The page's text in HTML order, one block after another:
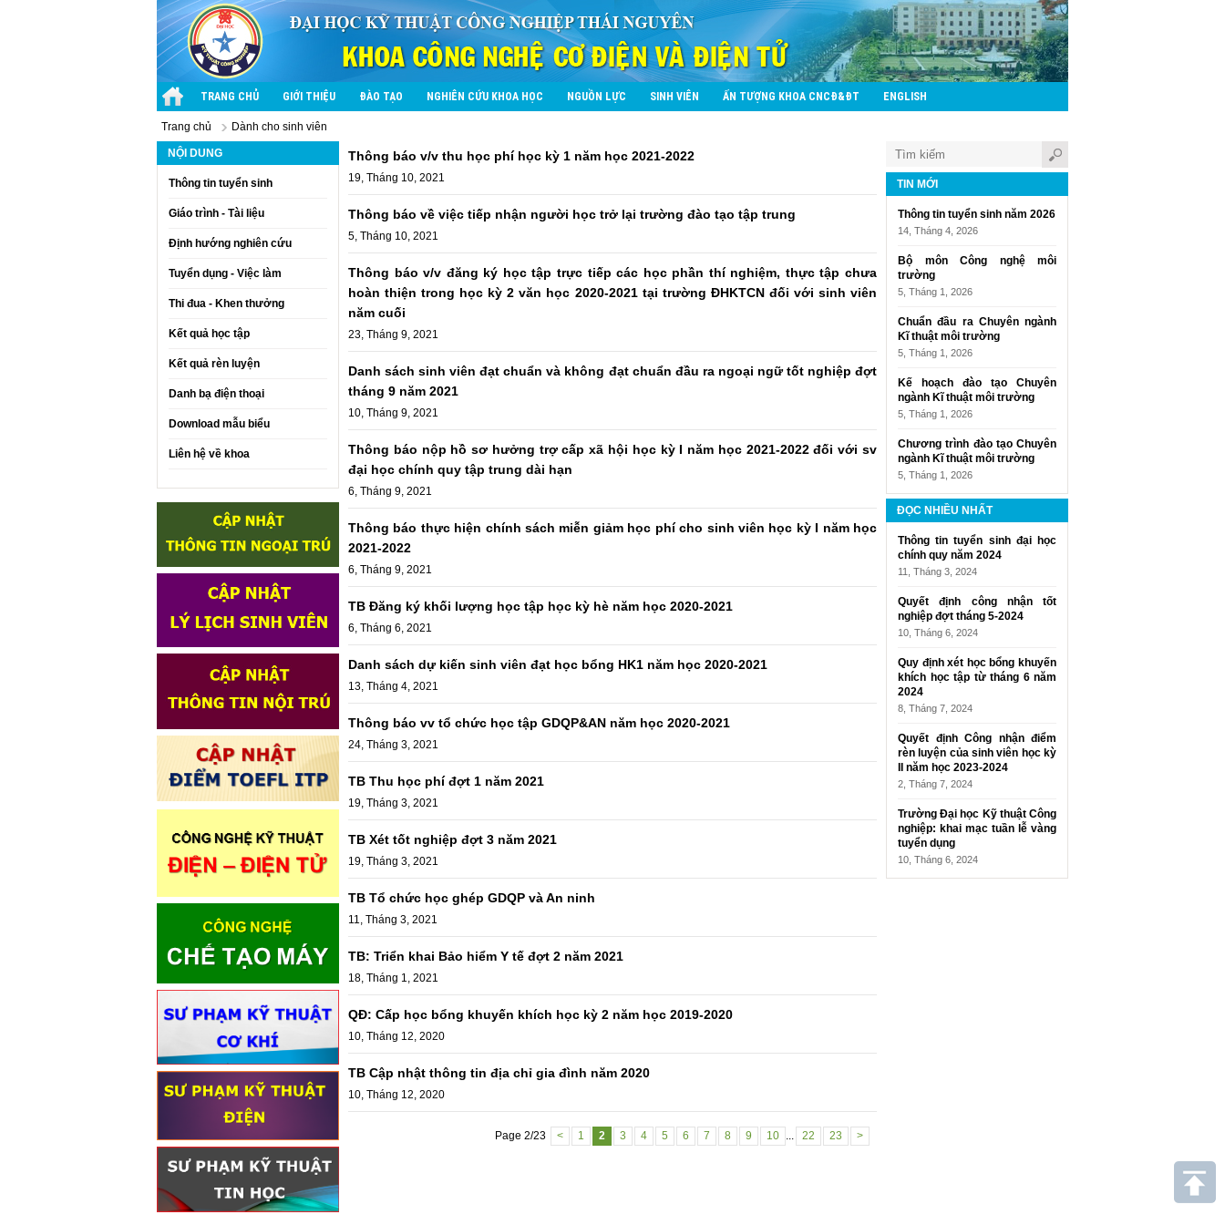
TRANG CHỦ GIỚI THIỆU ĐÀO TẠO NGHIÊN CỨU KHOA HỌC NGUỒN LỰC SINH VIÊN ẤN TƯỢNG KHOA CNCĐ&ĐT ENGLISH
Trang chủ Dành cho sinh viên
NỘI DUNG
Thông tin tuyển sinh
Giáo trình - Tài liệu
Định hướng nghiên cứu
Tuyển dụng - Việc làm
Thi đua - Khen thưởng
Kết quả học tập
Kết quả rèn luyện
Danh bạ điện thoại
Download mẫu biểu
Liên hệ về khoa
Thông báo v/v thu học phí học kỳ 1 năm học 2021-2022
19, Tháng 10, 2021
Thông báo về việc tiếp nhận người học trở lại trường đào tạo tập trung
5, Tháng 10, 2021
Thông báo v/v đăng ký học tập trực tiếp các học phần thí nghiệm, thực tập chưa
hoàn thiện trong học kỳ 2 văn học 2020-2021 tại trường ĐHKTCN đối với sinh viên
năm cuối
23, Tháng 9, 2021
Danh sách sinh viên đạt chuẩn và không đạt chuẩn đầu ra ngoại ngữ tốt nghiệp đợt
tháng 9 năm 2021
10, Tháng 9, 2021
Thông báo nộp hồ sơ hưởng trợ cấp xã hội học kỳ I năm học 2021-2022 đối với sv
đại học chính quy tập trung dài hạn
6, Tháng 9, 2021
Thông báo thực hiện chính sách miễn giảm học phí cho sinh viên học kỳ I năm học
2021-2022
6, Tháng 9, 2021
TB Đăng ký khối lượng học tập học kỳ hè năm học 2020-2021
6, Tháng 6, 2021
Danh sách dự kiến sinh viên đạt học bổng HK1 năm học 2020-2021
13, Tháng 4, 2021
Thông báo vv tổ chức học tập GDQP&AN năm học 2020-2021
24, Tháng 3, 2021
TB Thu học phí đợt 1 năm 2021
19, Tháng 3, 2021
TB Xét tốt nghiệp đợt 3 năm 2021
19, Tháng 3, 2021
TB Tổ chức học ghép GDQP và An ninh
11, Tháng 3, 2021
TB: Triển khai Bảo hiểm Y tế đợt 2 năm 2021
18, Tháng 1, 2021
QĐ: Cấp học bổng khuyến khích học kỳ 2 năm học 2019-2020
10, Tháng 12, 2020
TB Cập nhật thông tin địa chỉ gia đình năm 2020
10, Tháng 12, 2020
Page 2/23 < 1 2 3 4 5 6 7 8 9 10 ... 22 23 >
TIN MỚI
Thông tin tuyển sinh năm 2026
14, Tháng 4, 2026
Bộ môn Công nghệ môi
trường
5, Tháng 1, 2026
Chuẩn đầu ra Chuyên ngành
Kĩ thuật môi trường
5, Tháng 1, 2026
Kế hoạch đào tạo Chuyên
ngành Kĩ thuật môi trường
5, Tháng 1, 2026
Chương trình đào tạo Chuyên
ngành Kĩ thuật môi trường
5, Tháng 1, 2026
ĐỌC NHIỀU NHẤT
Thông tin tuyển sinh đại học
chính quy năm 2024
11, Tháng 3, 2024
Quyết định công nhận tốt
nghiệp đợt tháng 5-2024
10, Tháng 6, 2024
Quy định xét học bổng khuyến
khích học tập từ tháng 6 năm
2024
8, Tháng 7, 2024
Quyết định Công nhận điểm
rèn luyện của sinh viên học kỳ
II năm học 2023-2024
2, Tháng 7, 2024
Trường Đại học Kỹ thuật Công
nghiệp: khai mạc tuần lễ vàng
tuyển dụng
10, Tháng 6, 2024